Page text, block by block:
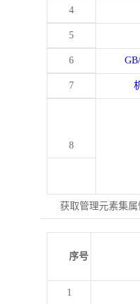
4
5
6
7
8
获取管理元素集
序号
1